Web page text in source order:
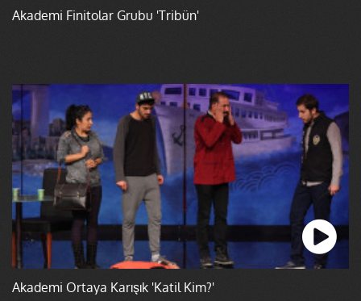
Akademi Finitolar Grubu 'Tribün'
Akademi Ortaya Karışık 'Katil Kim?'